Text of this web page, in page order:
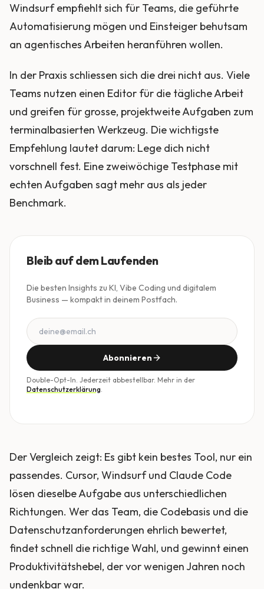
Windsurf empfiehlt sich für Teams, die geführte
Automatisierung mögen und Einsteiger behutsam
an agentisches Arbeiten heranführen wollen.
In der Praxis schliessen sich die drei nicht aus. Viele
Teams nutzen einen Editor für die tägliche Arbeit
und greifen für grosse, projektweite Aufgaben zum
terminalbasierten Werkzeug. Die wichtigste
Empfehlung lautet darum: Lege dich nicht
vorschnell fest. Eine zweiwöchige Testphase mit
echten Aufgaben sagt mehr aus als jeder
Benchmark.
Bleib auf dem Laufenden
Die besten Insights zu KI, Vibe Coding und digitalem
Business — kompakt in deinem Postfach.
Abonnieren
Double-Opt-In. Jederzeit abbestellbar. Mehr in der
Datenschutzerklärung.
Der Vergleich zeigt: Es gibt kein bestes Tool, nur ein
passendes. Cursor, Windsurf und Claude Code
lösen dieselbe Aufgabe aus unterschiedlichen
Richtungen. Wer das Team, die Codebasis und die
Datenschutzanforderungen ehrlich bewertet,
findet schnell die richtige Wahl, und gewinnt einen
Produktivitätshebel, der vor wenigen Jahren noch
undenkbar war.